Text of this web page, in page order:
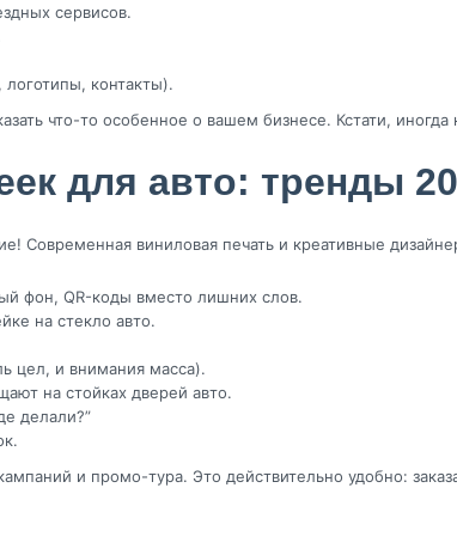
сервисов.
контакты).
что-то особенное о вашем бизнесе. Кстати, иногда
для авто: тренды
Современная виниловая печать и креативные
фон, QR-коды вместо лишних слов.
на стекло авто.
цел, и внимания масса).
на стойках дверей авто.
делали?”
и промо-тура. Это действительно удобно: